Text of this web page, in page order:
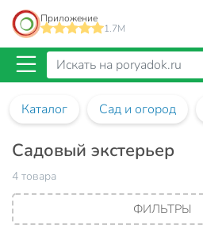
Приложение
1.7M
Каталог Сад и огород
Садовый экстерьер
4 товара
ФИЛЬТРЫ